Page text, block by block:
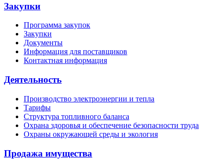
Закупки
Программа закупок
Закупки
Документы
Информация для поставщиков
Контактная информация
Деятельность
Производство электроэнергии и тепла
Тарифы
Структура топливного баланса
Охрана здоровья и обеспечение безопасности труда
Охраны окружающей среды и экология
Продажа имущества